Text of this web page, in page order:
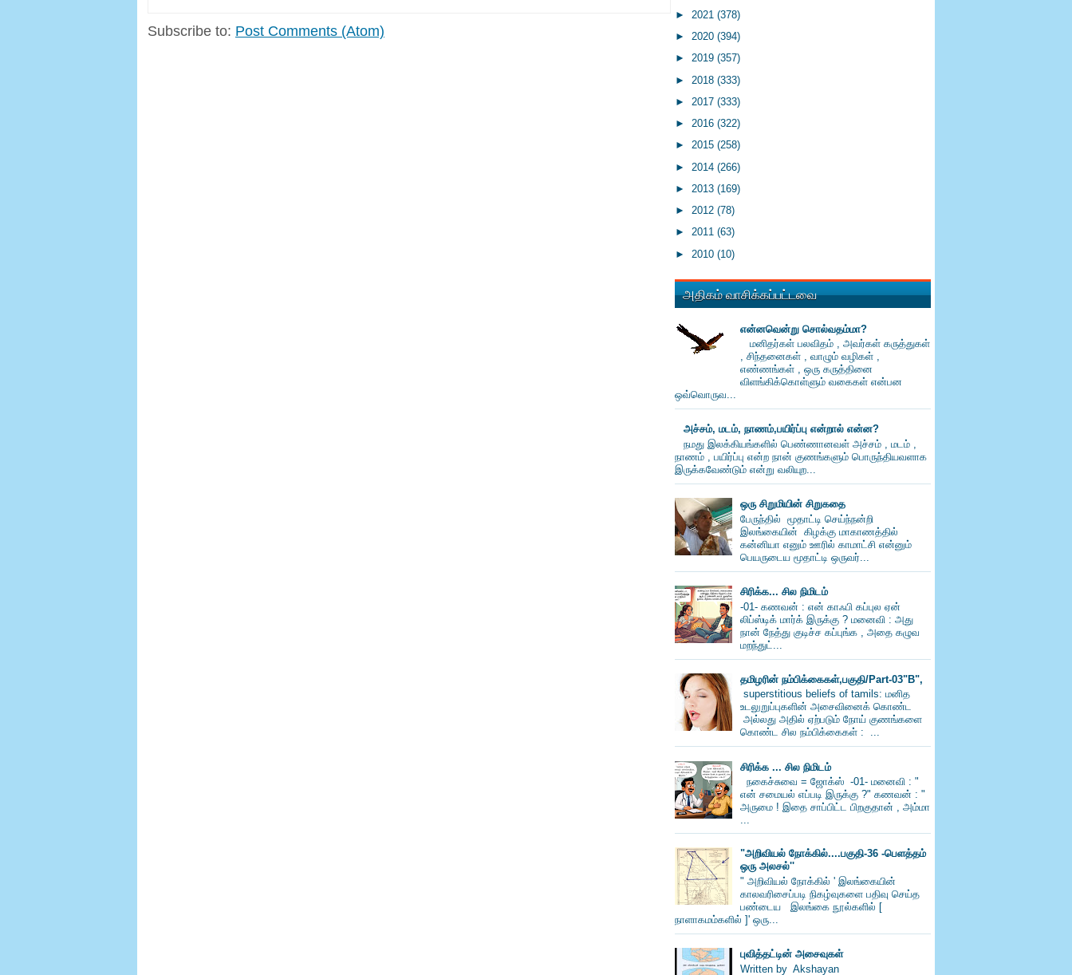
Subscribe to: Post Comments (Atom)
► 2021 (378)
► 2020 (394)
► 2019 (357)
► 2018 (333)
► 2017 (333)
► 2016 (322)
► 2015 (258)
► 2014 (266)
► 2013 (169)
► 2012 (78)
► 2011 (63)
► 2010 (10)
அதிகம் வாசிக்கப்பட்டவை
என்னவென்று சொல்வதம்மா?
மனிதர்கள் பலவிதம் , அவர்கள் கருத்துகள்
, சிந்தனைகள் , வாழும் வழிகள் ,
எண்ணங்கள் , ஒரு கருத்தினை
விளங்கிக்கொள்ளும் வகைகள் என்பன
ஒவ்வொருவ...
அச்சம், மடம், நாணம்,பயிர்ப்பு என்றால் என்ன?
நமது இலக்கியங்களில் பெண்ணானவள் அச்சம் , மடம் ,
நாணம் , பயிர்ப்பு என்ற நான் குணங்களும் பொருந்தியவளாக
இருக்கவேண்டும் என்று வலியுற...
ஒரு சிறுமியின் சிறுகதை
பேருந்தில் மூதாட்டி செய்ந்நன்றி
இலங்கையின் கிழக்கு மாகாணத்தில்
கன்னியா எனும் ஊரில் காமாட்சி என்னும்
பெயருடைய மூதாட்டி ஒருவர்...
சிரிக்க... சில நிமிடம்
-01- கணவன் : என் காஃபி கப்புல ஏன்
லிப்ஸ்டிக் மார்க் இருக்கு ? மனைவி : அது
நான் நேத்து குடிச்ச கப்புங்க , அதை கழுவ
மறந்துட்...
தமிழரின் நம்பிக்கைகள்,பகுதி/Part-03"B",
superstitious beliefs of tamils: மனித
உடலுறுப்புகளின் அசைவினைக் கொண்ட
அல்லது அதில் ஏற்படும் நோய் குணங்களை
கொண்ட சில நம்பிக்கைகள் : ...
சிரிக்க ... சில நிமிடம்
நகைச்சுவை = ஜோக்ஸ் -01- மனைவி : "
என் சமையல் எப்படி இருக்கு ?" கணவன் : "
அருமை ! இதை சாப்பிட்ட பிறகுதான் , அம்மா
...
"அறிவியல் நோக்கில்....பகுதி-36 -பெளத்தம்
ஒரு அலசல்''
" அறிவியல் நோக்கில் ' இலங்கையின்
காலவரிசைப்படி நிகழ்வுகளை பதிவு செய்த
பண்டைய இலங்கை நூல்களில் [
நாளாகமம்களில் ]' ஒரு...
புவித்தட்டின் அசைவுகள்
Written by Akshayan